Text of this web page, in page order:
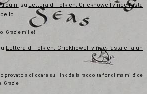
su Lettera di Tolkien, Crickhowell vince l’asta
Grazie mille!
Lettera di Tolkien, Crickhowell vince l’asta e fa un
provato a cliccare sul link della raccolta fondi ma mi dice
Grazie